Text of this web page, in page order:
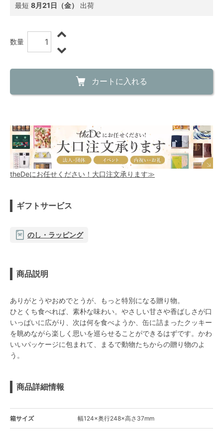
最短 8月21日（金） 出荷
数量
カートに入れる
theDeにお任せください！大口注文承ります≫
ギフトサービス
のし・ラッピング
商品説明
ありがとうやおめでとうが、もっと特別になる贈り物。
ひとくち食べれば、素朴な味わい。やさしい甘さや香ばしさが口
いっぱいに広がり、次は何を食べようか、缶に詰まったクッキー
を眺めながら楽しく思いを巡らせることができるはずです。かわ
いいパッケージに包まれて、まるで動物たちからの贈り物のよ
う。
商品詳細情報
箱サイズ 幅124×奥行248×高さ37mm